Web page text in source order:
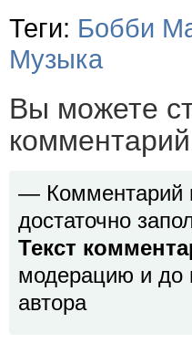
Теги: Бобби
Музыка
Вы можете
— Комментарий
достаточно
Текст
модерацию и до
автора